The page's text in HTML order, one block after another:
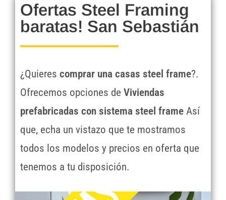
Ofertas Steel Framing
baratas! San Sebastián
¿Quieres comprar una casas steel frame?.
Ofrecemos opciones de Viviendas
prefabricadas con sistema steel frame Así
que, echa un vistazo que te mostramos
todos los modelos y precios en oferta que
tenemos a tu disposición.